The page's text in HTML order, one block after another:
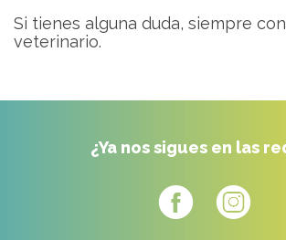
Si tienes alguna duda, siempre
veterinario.
¿Ya nos sigues en las